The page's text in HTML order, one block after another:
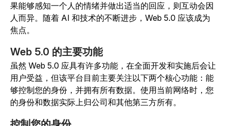
果能够感知一个人的情绪并做出适当的回应，则互动会因
人而异。随着 AI 和技术的不断进步，Web 5.0 应该成为
焦点。
Web 5.0 的主要功能
虽然 Web 5.0 应具有许多功能，在全面开发和实施后会让
用户受益，但该平台目前主要关注以下两个核心功能：能
够控制您的身份，并拥有所有数据。使用当前网络时，您
的身份和数据实际上归公司和其他第三方所有。